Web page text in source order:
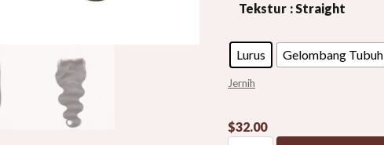
Tekstur : Straight
Lurus Gelombang Tubuh
Jernih
$32.00